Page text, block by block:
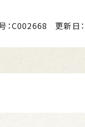
：C002668 更新日：